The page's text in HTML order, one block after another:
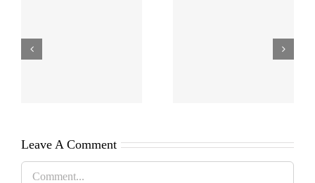
Leave A Comment
Comment